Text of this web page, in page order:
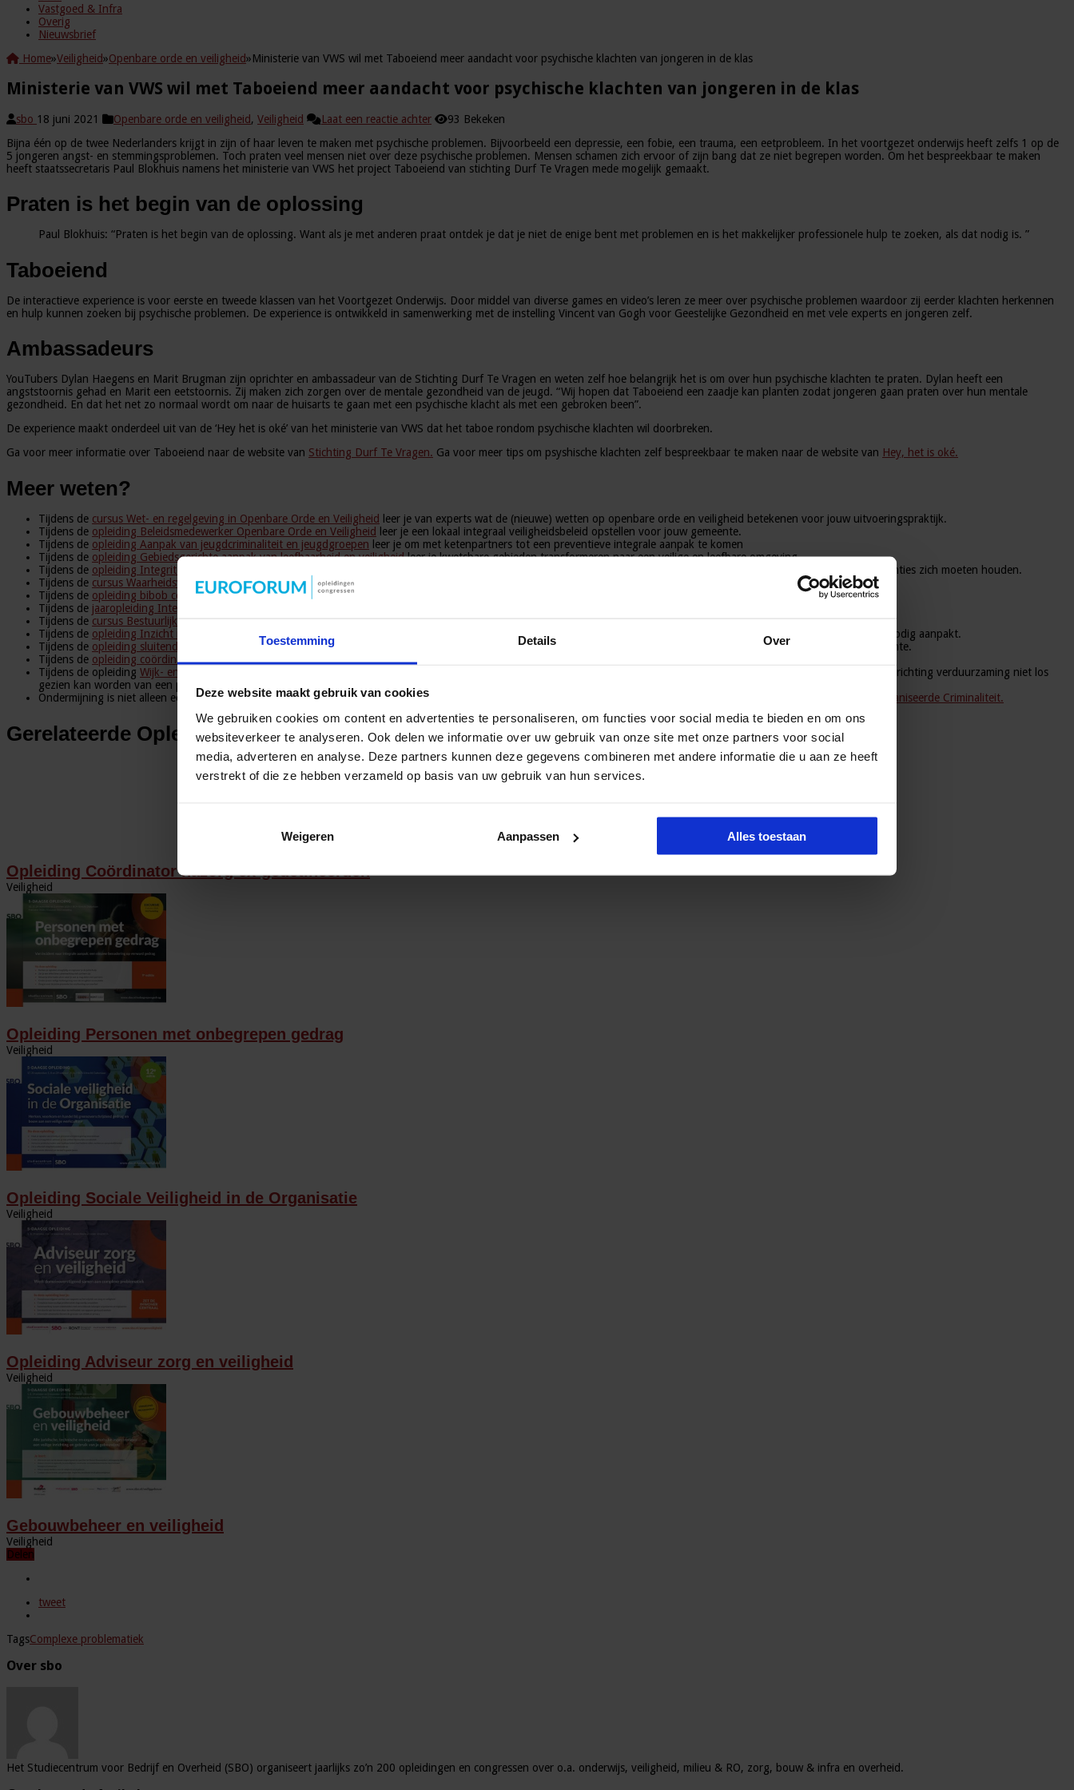
Toestemming Details Over
Deze website maakt gebruik van cookies
We gebruiken cookies om content en advertenties te personaliseren, om functies voor social media te bieden en om ons
websiteverkeer te analyseren. Ook delen we informatie over uw gebruik van onze site met onze partners voor social
media, adverteren en analyse. Deze partners kunnen deze gegevens combineren met andere informatie die u aan ze heeft
verstrekt of die ze hebben verzameld op basis van uw gebruik van hun services.
Weigeren Aanpassen Alles toestaan
Vastgoed & Infra
Overig
Nieuwsbrief
Home»Veiligheid»Openbare orde en veiligheid»Ministerie van VWS wil met Taboeiend meer aandacht voor psychische klachten van jongeren in de klas
Ministerie van VWS wil met Taboeiend meer aandacht voor psychische klachten van jongeren in de klas
sbo 18 juni 2021 Openbare orde en veiligheid, Veiligheid Laat een reactie achter
93 Bekeken
Bijna één op de twee Nederlanders krijgt in zijn of haar leven te maken met psychische problemen. Bijvoorbeeld een depressie, een fobie, een trauma, een eetprobleem. In het voortgezet onderwijs heeft zelfs 1 op de
5 jongeren angst- en stemmingsproblemen. Toch praten veel mensen niet over deze psychische problemen. Mensen schamen zich ervoor of zijn bang dat ze niet begrepen worden. Om het bespreekbaar te maken
heeft staatssecretaris Paul Blokhuis namens het ministerie van VWS het project Taboeiend van stichting Durf Te Vragen mede mogelijk gemaakt.
Praten is het begin van de oplossing
Paul Blokhuis: “Praten is het begin van de oplossing. Want als je met anderen praat ontdek je dat je niet de enige bent met problemen en is het makkelijker professionele hulp te zoeken, als dat nodig is. ”
Taboeiend
De interactieve experience is voor eerste en tweede klassen van het Voortgezet Onderwijs. Door middel van diverse games en video’s leren ze meer over psychische problemen waardoor zij eerder klachten herkennen
en hulp kunnen zoeken bij psychische problemen. De experience is ontwikkeld in samenwerking met de instelling Vincent van Gogh voor Geestelijke Gezondheid en met vele experts en jongeren zelf.
Ambassadeurs
YouTubers Dylan Haegens en Marit Brugman zijn oprichter en ambassadeur van de Stichting Durf Te Vragen en weten zelf hoe belangrijk het is om over hun psychische klachten te praten. Dylan heeft een
angststoornis gehad en Marit een eetstoornis. Zij maken zich zorgen over de mentale gezondheid van de jeugd. “Wij hopen dat Taboeiend een zaadje kan planten zodat jongeren gaan praten over hun mentale
gezondheid. En dat het net zo normaal wordt om naar de huisarts te gaan met een psychische klacht als met een gebroken been”.
De experience maakt onderdeel uit van de ‘Hey het is oké’ van het ministerie van VWS dat het taboe rondom psychische klachten wil doorbreken.
Ga voor meer informatie over Taboeiend naar de website van Stichting Durf Te Vragen. Ga voor meer tips om psyshische klachten zelf bespreekbaar te maken naar de website van Hey, het is oké.
Meer weten?
Tijdens de cursus Wet- en regelgeving in Openbare Orde en Veiligheid
leer je van experts wat de (nieuwe) wetten op openbare orde en veiligheid betekenen voor jouw uitvoeringspraktijk.
Tijdens de opleiding Beleidsmedewerker Openbare Orde en Veiligheid
leer je een lokaal integraal veiligheidsbeleid opstellen voor jouw gemeente.
Tijdens de opleiding Aanpak van jeugdcriminaliteit en jeugdgroepen leer je om met ketenpartners tot een preventieve integrale aanpak te komen
Tijdens de opleiding Gebiedsgerichte aanpak van leefbaarheid en veiligheidleer je kwetsbare gebieden transformeren naar een veilige en leefbare omgeving
Tijdens de opleiding Integriteitscoordinator in het publieke domein
leer je hoe jouw organisatie voldoet aan de wettelijke en basisnormen integriteit waaraan alle overheidsinstanties zich moeten houden.
Tijdens de cursus Waarheidsvinding leer je de goede vragen stellen en de juiste antwoorden krijgen.
Tijdens de opleiding bibob coördinatorleer je hoe je de wet Bibob toepast in jouw gemeente.
Tijdens de jaaropleiding Integrale aanpak van ondermijning
Tijdens de cursus Bestuurlijke aanpak van ondermijning
Tijdens de opleiding Inzicht in de Criminologieleer je wat de verschijningsvormen, oorzaken en gevolgen zijn van criminaliteit en hoe je deze waar mogelijk voorkomt en waar nodig aanpakt.
Tijdens de opleiding sluitende aanpak personen met verward gedrag
leer je hoe je de opvang en hulpverlening voor personen met verward gedrag organiseert in jouww gemeente.
Tijdens de opleiding coördinator nazorg ex-gedetineerdenleer je hoe je komt tot een sluitende aanpak van ex-gedetineerden in jouw gemeente.
Tijdens de opleiding Wijk- en gebiedsmanager
wordt aan de hand van zowel theorie als praktijkvoorbeelden uiteengezet hoe een strategie die zich richt op gedragsverandering richting verduurzaming niet los
gezien kan worden van een participatiestrategie gericht op de wijk.
Ondermijning is niet alleen een veiligheidsprobleem maar ook een sociaal maatschappelijk probleem. Alle antwoorden en actualiteiten tijdens het
congres Ondermijning & Georganiseerde Criminaliteit.
Gerelateerde Opleidingen en Cursussen
Opleiding Coördinator nazorg ex-gedetineerden
Veiligheid
Opleiding Personen met onbegrepen gedrag
Veiligheid
Opleiding Sociale Veiligheid in de Organisatie
Veiligheid
Opleiding Adviseur zorg en veiligheid
Veiligheid
Gebouwbeheer en veiligheid
Veiligheid
Delen
tweet
TagsComplexe problematiek
Over sbo
Het Studiecentrum voor Bedrijf en Overheid (SBO) organiseert jaarlijks zo’n 200 opleidingen en congressen over o.a. onderwijs, veiligheid, milieu & RO, zorg, bouw & infra en overheid.